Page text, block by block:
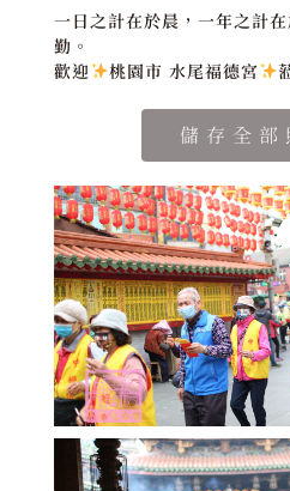
一日之計在於晨，一年之計
勤。
歡迎
桃園市 水尾福德宮
儲存全部